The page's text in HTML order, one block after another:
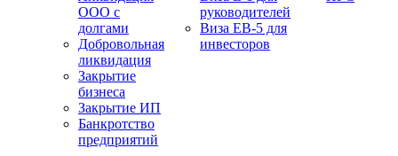
ООО с
долгами
Добровольная
ликвидация
Закрытие
бизнеса
Закрытие ИП
Банкротство
предприятий
руководителей
Виза EB-5 для
инвесторов